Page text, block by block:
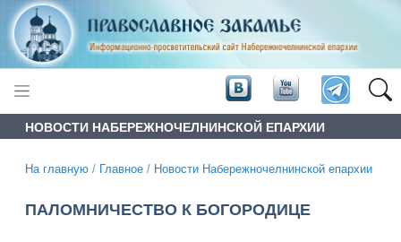
НОВОСТИ НАБЕРЕЖНОЧЕЛНИНСКОЙ ЕПАРХИИ
На главную / Главное / Новости Набережночелнинской епархии
ПАЛОМНИЧЕСТВО К БОГОРОДИЦЕ